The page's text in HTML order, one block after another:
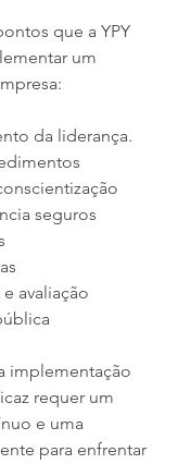
que a YPY
um
da liderança.
seguros
avaliação
implementação
requer um
e uma
para enfrentar